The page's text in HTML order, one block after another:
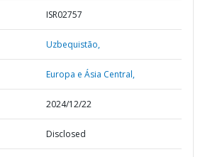
ISR02757
Uzbequistão,
Europa e Ásia Central,
2024/12/22
Disclosed